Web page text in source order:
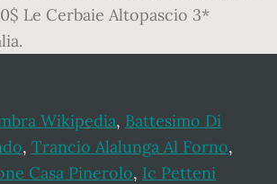
Le Cerbaie Altopascio 3*
Wikipedia, Battesimo Di
, Trancio Alalunga Al Forno,
Casa Pinerolo, Ic Petteni